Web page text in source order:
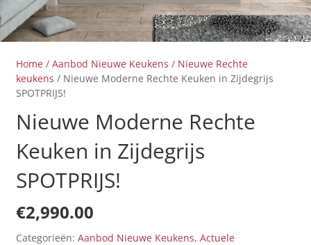
Home/ Aanbod Nieuwe Keukens / Nieuwe Rechte
keukens / Nieuwe Moderne Rechte Keuken in Zijdegrijs
SPOTPRIJS!
Nieuwe Moderne Rechte
Keuken in Zijdegrijs
SPOTPRIJS!
€2,990.00
Categorieën: Aanbod Nieuwe Keukens, Actuele